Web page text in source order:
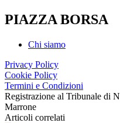
PIAZZA BORSA
Chi siamo
Privacy Policy
Cookie Policy
Termini e Condizioni
Registrazione al Tribunale di
Marrone
Articoli correlati